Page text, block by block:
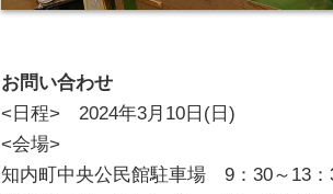
お問い合わせ
<日程> 2024年3月10日(日)
<会場>
知内町中央公民館駐車場 9：30～13：